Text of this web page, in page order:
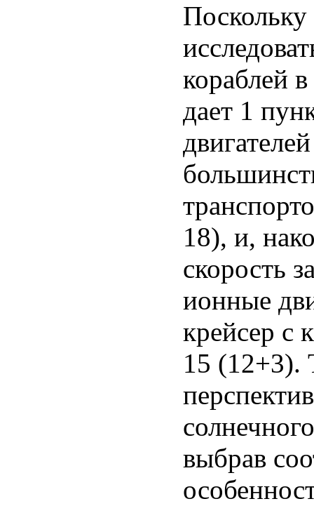
Поскольку
кораблей
дает 1
18), и,
скорость
ионные
крейсер с
15 (12+3).
выбрав